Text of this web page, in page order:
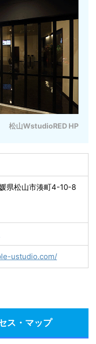
松山WstudioRED HP
県松山市湊町4-10-8
ustudio.com/
ス・マップ